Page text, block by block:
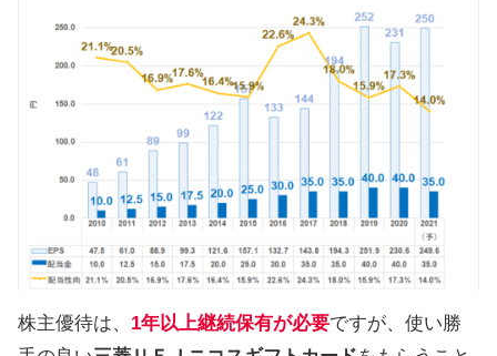
株主優待は、 1年以上継続保有が必要ですが、使い勝